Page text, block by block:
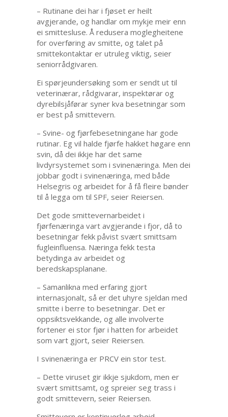
– Rutinane dei har i fjøset er heilt
avgjerande, og handlar om mykje meir enn
ei smittesluse. Å redusera moglegheitene
for overføring av smitte, og talet på
smittekontaktar er utruleg viktig, seier
seniorrådgivaren.
Ei spørjeundersøking som er sendt ut til
veterinærar, rådgivarar, inspektørar og
dyrebilsjåførar syner kva besetningar som
er best på smittevern.
– Svine- og fjørfebesetningane har gode
rutinar. Eg vil halde fjørfe hakket høgare enn
svin, då dei ikkje har det same
livdyrsystemet som i svinenæringa. Men dei
jobbar godt i svinenæringa, med både
Helsegris og arbeidet for å få fleire bønder
til å legga om til SPF, seier Reiersen.
Det gode smittevernarbeidet i
fjørfenæringa vart avgjerande i fjor, då to
besetningar fekk påvist svært smittsam
fugleinfluensa. Næringa fekk testa
betydinga av arbeidet og
beredskapsplanane.
– Samanlikna med erfaring gjort
internasjonalt, så er det uhyre sjeldan med
smitte i berre to besetningar. Det er
oppsiktsvekkande, og alle involverte
fortener ei stor fjør i hatten for arbeidet
som vart gjort, seier Reiersen.
I svinenæringa er PRCV ein stor test.
– Dette viruset gir ikkje sjukdom, men er
svært smittsamt, og spreier seg trass i
godt smittevern, seier Reiersen.